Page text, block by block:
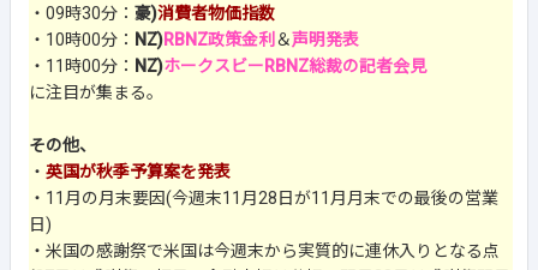
・09時30分： 豪)消費者物価指数
・10時00分： NZ)RBNZ政策金利 ＆声明発表
・11時00分： NZ)ホークスビーRBNZ総裁の記者会見
に注目が集まる。
その他、
・ 英国が秋季予算案を発表
・11月の月末要因(今週末11月28日が11月月末での最後の営業
日)
・米国の感謝祭で米国は今週末から実質的に連休入りとなる点